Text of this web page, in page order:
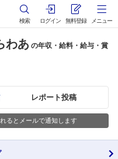
検索 ログイン 無料登録 メニュー
わあ の年収・給料・給与・賞
レポート投稿
るとメールで通知します